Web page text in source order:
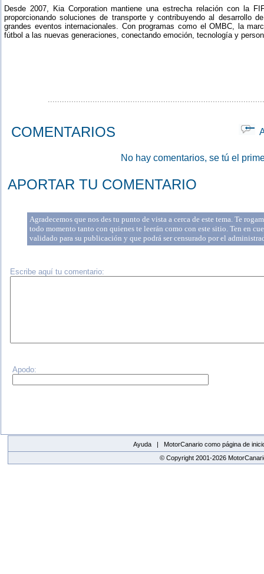
Desde 2007, Kia Corporation mantiene una estrecha relación con la
proporcionando soluciones de transporte y contribuyendo al desarrollo
grandes eventos internacionales. Con programas como el OMBC, la
fútbol a las nuevas generaciones, conectando emoción, tecnología y
COMENTARIOS
No hay comentarios, se tú el
APORTAR TU COMENTARIO
Agradecemos que nos des tu punto de vista a cerca de este tema. Te
todo momento tanto con quienes te leerán como con este sitio. Ten en
validado para su publicación y que podrá ser censurado por el
Escribe aquí tu comentario:
Apodo:
Ayuda |
MotorCanario como página de
© Copyright 2001-2026